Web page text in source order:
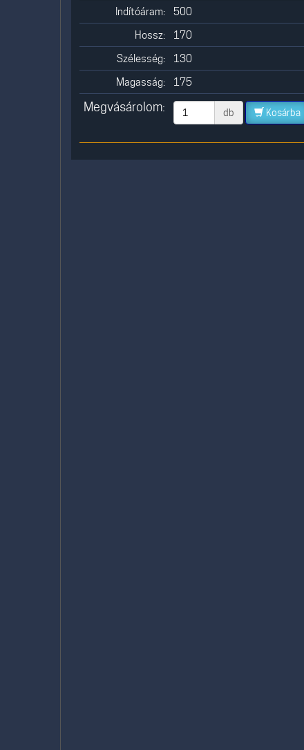
Indítóáram:
500
Hossz:
170
Szélesség:
130
Magasság:
175
Megvásárolom: db Kosárba